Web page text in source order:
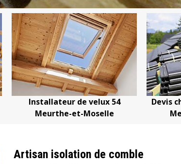
Devis changement de tuile 54
Meurthe-et-Moselle
Devis
Artisan isolation de comble